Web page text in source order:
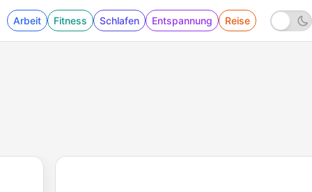
Arbeit Fitness Schlafen Entspannung Reise